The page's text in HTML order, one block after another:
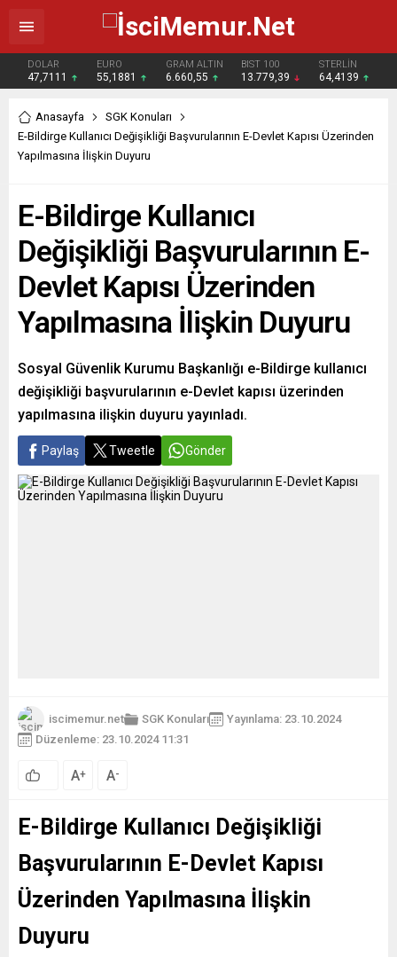
DOLAR
47,7111
EURO
55,1881
GRAM ALTIN
6.660,55
BIST 100
13.779,39
STERLİN
64,4139
Anasayfa
SGK Konuları
E-Bildirge Kullanıcı Değişikliği Başvurularının E-Devlet Kapısı Üzerinden
Yapılmasına İlişkin Duyuru
E-Bildirge Kullanıcı
Değişikliği Başvurularının E-
Devlet Kapısı Üzerinden
Yapılmasına İlişkin Duyuru
Sosyal Güvenlik Kurumu Başkanlığı e-Bildirge kullanıcı
değişikliği başvurularının e-Devlet kapısı üzerinden
yapılmasına ilişkin duyuru yayınladı.
Paylaş Tweetle Gönder
iscimemur.net SGK Konuları
Yayınlama: 23.10.2024
Düzenleme: 23.10.2024 11:31
A+ A-
E-Bildirge Kullanıcı Değişikliği
Başvurularının E-Devlet Kapısı
Üzerinden Yapılmasına İlişkin
Duyuru